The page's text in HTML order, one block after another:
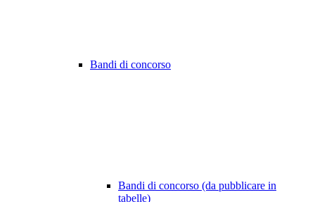
Bandi di concorso
Bandi di concorso (da pubblicare in
tabelle)